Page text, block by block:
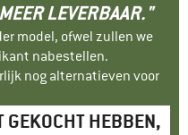
LEVERBAAR."
model, ofwel zullen we
nabestellen.
nog alternatieven voor
GEKOCHT HEBBEN,